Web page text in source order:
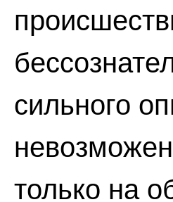
сильного
только на